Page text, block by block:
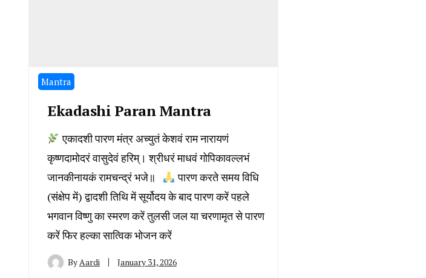
Mantra
Ekadashi Paran Mantra
एकादशी पारण मंत्र अच्युतं केशवं राम नारायणं
कृष्णदामोदरं वासुदेवं हरिम्। श्रीधरं माधवं गोपिकावल्लभं
जानकीनायकं रामचन्द्रं भजे॥
पारण करते समय विधि
(संक्षेप में) द्वादशी तिथि में सूर्योदय के बाद पारण करें पहले
भगवान विष्णु का स्मरण करें तुलसी जल या चरणामृत से पारण
करें फिर हल्का सात्विक भोजन करें
ByAardi January 31, 2026